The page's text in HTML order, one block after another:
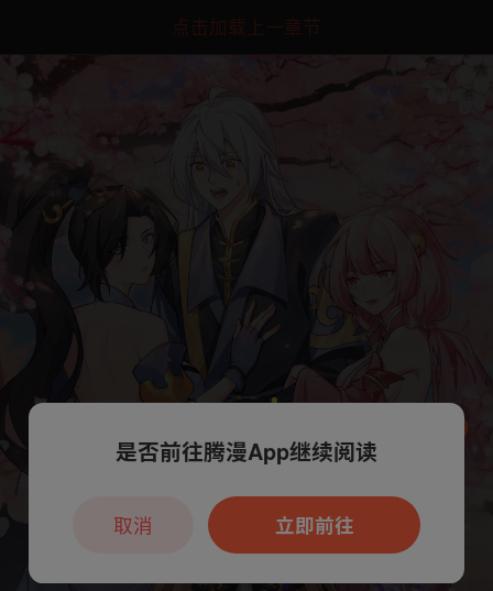
点击加载上一章节
本章节仅支持App阅读，可打开App新用
户7天免费看
是否前往腾漫App继续阅读
立即前往
取消